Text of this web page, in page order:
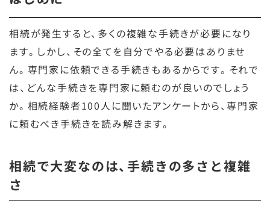
相続が発生すると、多くの複雑な手続きが必要になり
ます。しかし、その全てを自分でやる必要はありませ
ん。専門家に依頼できる手続きもあるからです。それで
は、どんな手続きを専門家に頼むのが良いのでしょう
か。相続経験者100人に聞いたアンケートから、専門家
に頼むべき手続きを読み解きます。
相続で大変なのは、手続きの多さと複雑
さ